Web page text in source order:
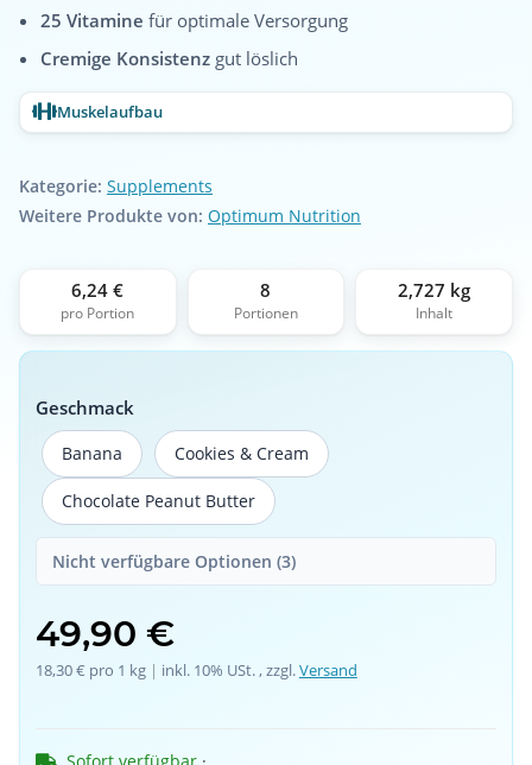
25 Vitamine für optimale Versorgung
Cremige Konsistenz gut löslich
Muskelaufbau
Kategorie: Supplements
Weitere Produkte von: Optimum Nutrition
6,24 €
pro Portion
8
Portionen
2,727 kg
Inhalt
Geschmack
Banana
Banana Cookies & Cream
Cookies & Cream
Chocolate Peanut Butter
Chocolate Peanut Butter
Nicht verfügbare Optionen (3)
49,90 €
18,30 € pro 1 kg | inkl. 10% USt. , zzgl.Versand
Sofort verfügbar ·